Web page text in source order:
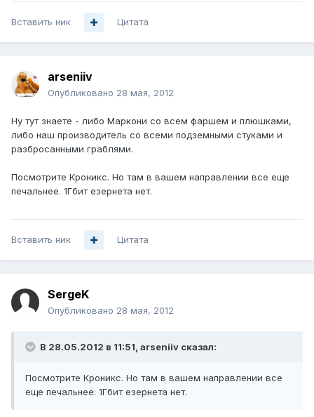
Вставить ник Цитата
arseniiv
Опубликовано 28 мая, 2012
Ну тут знаете - либо Маркони со всем фаршем и плюшками,
либо наш производитель со всеми подземными стуками и
разбросанными граблями.
Посмотрите Кроникс. Но там в вашем направлении все еще
печальнее. 1Гбит езернета нет.
Вставить ник Цитата
SergeK
Опубликовано 28 мая, 2012
В 28.05.2012 в 11:51, arseniiv сказал:
Посмотрите Кроникс. Но там в вашем направлении все
еще печальнее. 1Гбит езернета нет.